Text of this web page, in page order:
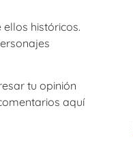
históricos.
tu opinión
aquí